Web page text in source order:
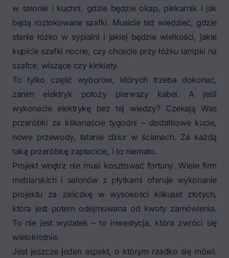
w salonie i kuchni, gdzie będzie okap, piekarnik i jak
będą rozlokowane szafki. Musicie też wiedzieć, gdzie
stanie łóżko w sypialni i jakiej będzie wielkości, jakie
kupicie szafki nocne, czy chcecie przy łóżku lampki na
szafce, wiszące czy kinkiety.
To tylko część wyborów, których trzeba dokonać,
zanim elektryk położy pierwszy kabel. A jeśli
wykonacie elektrykę bez tej wiedzy? Czekają Was
przeróbki za kilkanaście tygodni – dodatkowe kucie,
nowe przewody, łatanie dziur w ścianach. Za każdą
taką przeróbkę zapłacicie, i to niemało.
Projekt wnętrz nie musi kosztować fortuny. Wiele firm
meblarskich i salonów z płytkami oferuje wykonanie
projektu za zaliczkę w wysokości kilkuset złotych,
która jest potem odejmowana od kwoty zamówienia.
To nie jest wydatek – to inwestycja, która zwróci się
wielokrotnie.
Jest jeszcze jeden aspekt, o którym rzadko się mówi.